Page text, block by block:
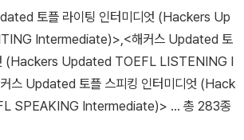
토플 라이팅 인터미디엇 (Hackers Up
Intermediate)>,<해커스 Updated 토
(Hackers Updated TOEFL LISTENING I
스 Updated 토플 스피킹 인터미디엇 (Hack
SPEAKING Intermediate)> … 총 283종